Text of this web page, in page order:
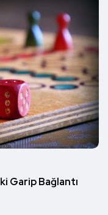
Garip Bağlantı